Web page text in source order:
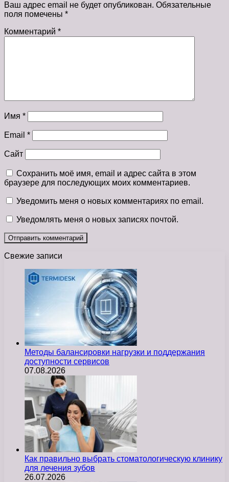
Ваш адрес email не будет опубликован. Обязательные
поля помечены *
Комментарий *
Имя *
Email *
Сайт
Сохранить моё имя, email и адрес сайта в этом
браузере для последующих моих комментариев.
Уведомить меня о новых комментариях по email.
Уведомлять меня о новых записях почтой.
Свежие записи
Методы балансировки нагрузки и поддержания
доступности сервисов
07.08.2026
Как правильно выбрать стоматологическую клинику
для лечения зубов
26.07.2026